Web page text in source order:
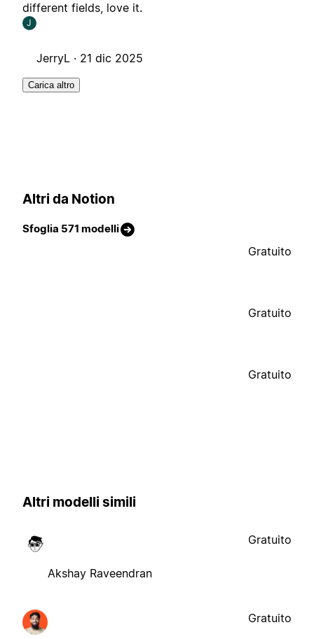
different fields, love it.
J
JerryL · 21 dic 2025
Carica altro
Altri da Notion
Sfoglia 571 modelli
Gratuito
Gratuito
Gratuito
Altri modelli simili
Akshay Raveendran
Gratuito
Gratuito